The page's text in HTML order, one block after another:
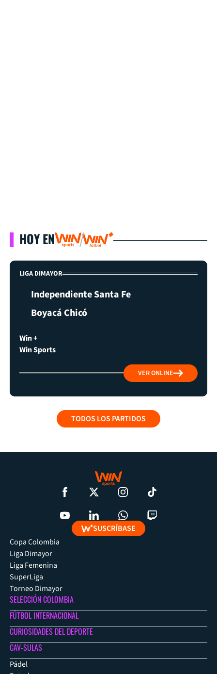
HOY EN
LIGA DIMAYOR
Independiente Santa Fe
Boyacá Chicó
Win +
Win Sports
VER ONLINE
TODOS LOS PARTIDOS
SUSCRÍBASE
Copa Colombia
Liga Dimayor
Liga Femenina
SuperLiga
Torneo Dimayor
SELECCIÓN COLOMBIA
FÚTBOL INTERNACIONAL
CURIOSIDADES DEL DEPORTE
CAV-SULAS
Pádel